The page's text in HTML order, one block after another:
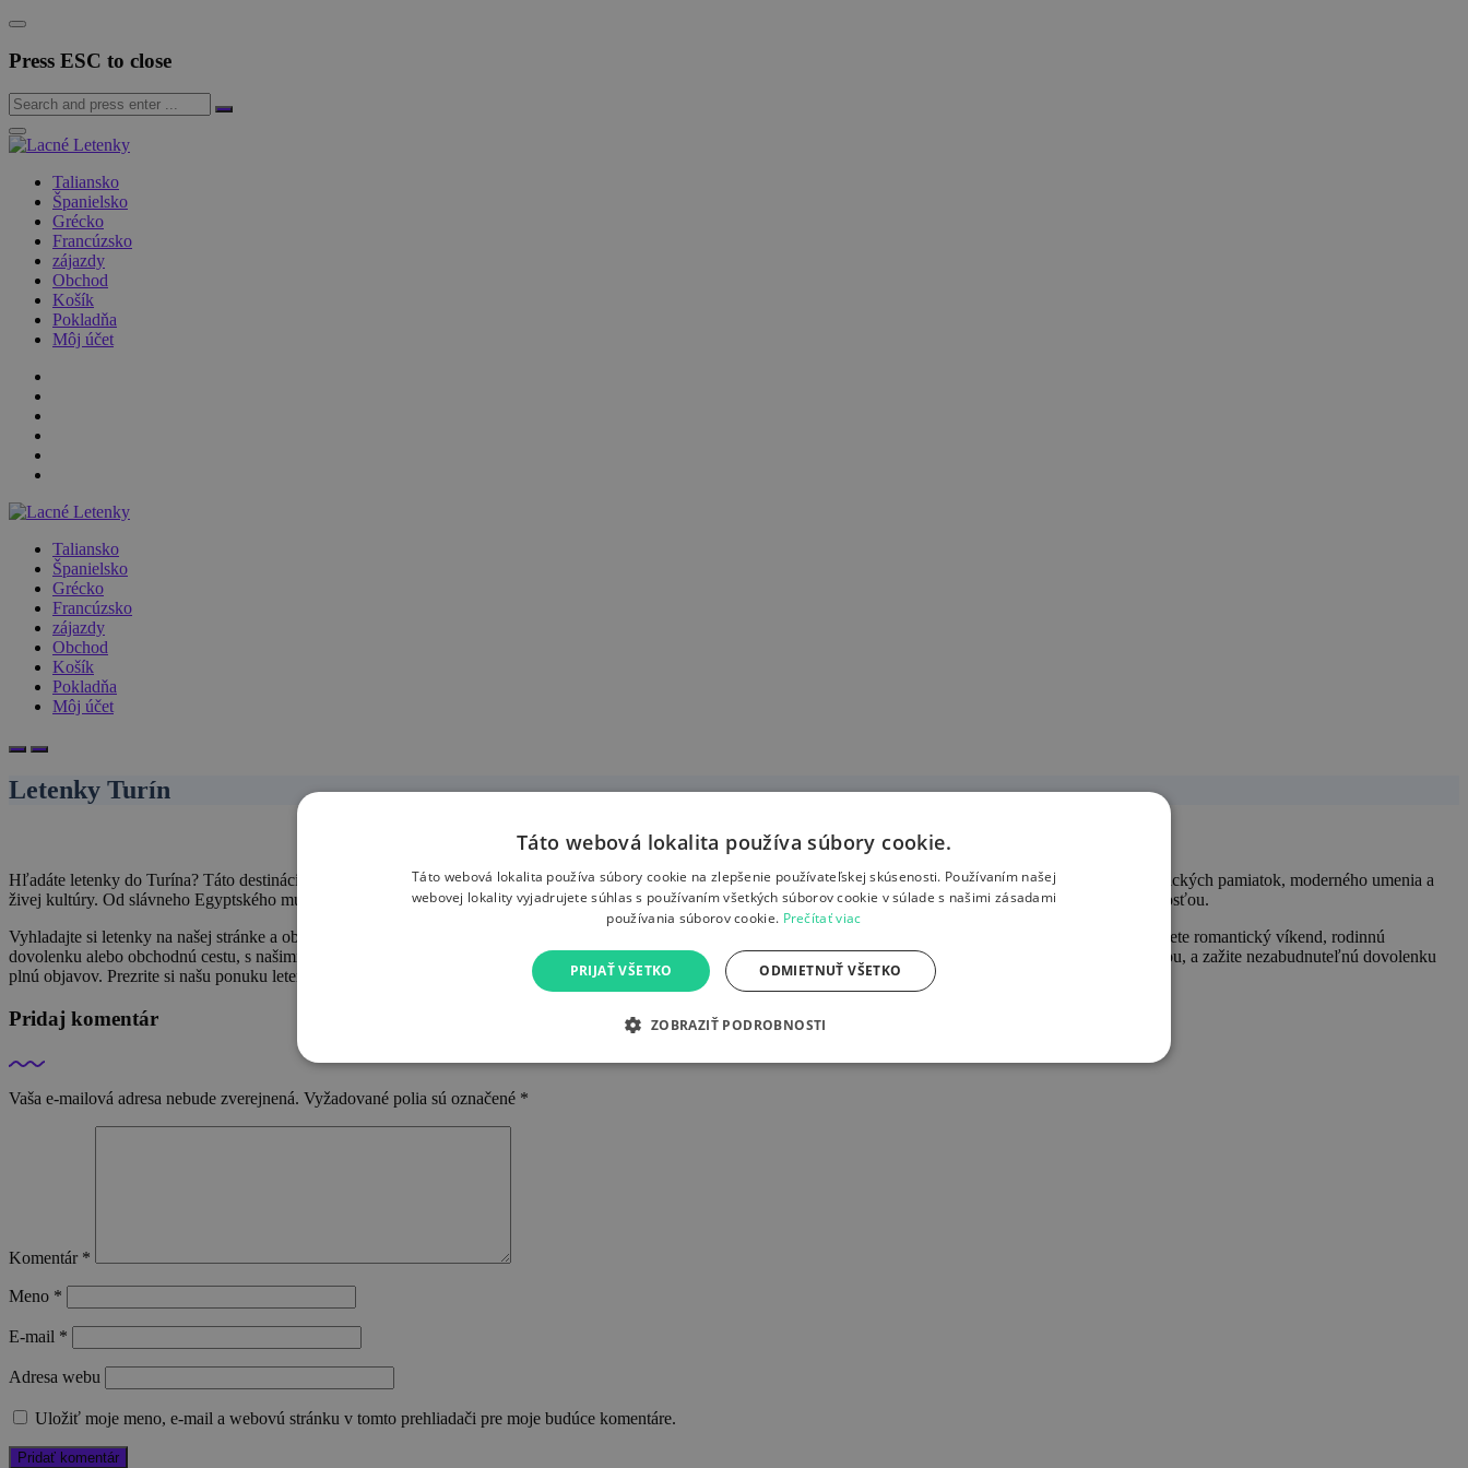
Press ESC to close
Taliansko
Španielsko
Grécko
Francúzsko
zájazdy
Obchod
Košík
Pokladňa
Môj účet
Taliansko
Španielsko
Grécko
Francúzsko
zájazdy
Obchod
Košík
Pokladňa
Môj účet
Letenky Turín
Hľadáte letenky do Turína? Táto destinácia je obľúbená medzi cestovateľmi z mnohých dôvodov. Turín, perla severného Talianska, ponúka nádhernú kombináciu historických pamiatok, moderného umenia a
živej kultúry. Od slávneho Egyptského múzea, cez nádherné námestie Piazza San Carlo, až po výnimočné kulinárske zážitky – Turín neustále fascinuje svojou rôznorodosťou.
Vyhladajte si letenky na našej stránke a objavte krásy Turína na vlastnej koži. Ponúkame široký výber letov do tohto čarovného mesta za neodolateľné ceny. Či už plánujete romantický víkend, rodinnú
dovolenku alebo obchodnú cestu, s našimi letenkami do Turína začína vaše dobrodružstvo už pri rezervácii. Nechajte sa uniesť do mesta, kde sa tradícia mieša s modernou, a zažite nezabudnuteľnú dovolenku
plnú objavov. Prezrite si našu ponuku leteniek do Turína ešte dnes!
Pridaj komentár
Vaša e-mailová adresa nebude zverejnená. Vyžadované polia sú označené *
Komentár *
Meno *
E-mail *
Adresa webu
Uložiť moje meno, e-mail a webovú stránku v tomto prehliadači pre moje budúce komentáre.
Táto webová lokalita používa súbory cookie.
Táto webová lokalita používa súbory cookie na zlepšenie používateľskej skúsenosti. Používaním našej
webovej lokality vyjadrujete súhlas s používaním všetkých súborov cookie v súlade s našimi zásadami
používania súborov cookie. Prečítať viac
PRIJAŤ VŠETKO ODMIETNUŤ VŠETKO
ZOBRAZIŤ PODROBNOSTI